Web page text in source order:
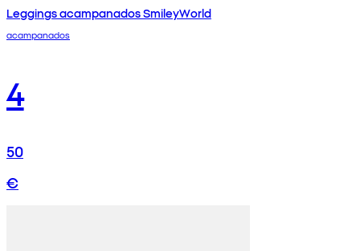
Leggings acampanados SmileyWorld
acampanados
4
50
€